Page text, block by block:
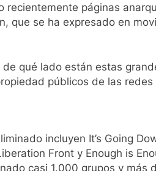
recientemente páginas
que se ha expresado en
qué lado están estas
públicos de las redes
incluyen It’s Going
Front y Enough is
casi 1.000 grupos y más